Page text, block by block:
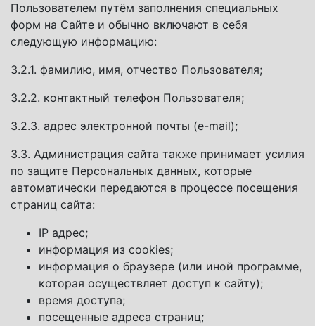
Пользователем путём заполнения специальных
форм на Сайте и обычно включают в себя
следующую информацию:
3.2.1. фамилию, имя, отчество Пользователя;
3.2.2. контактный телефон Пользователя;
3.2.3. адрес электронной почты (e-mail);
3.3. Администрация сайта также принимает усилия
по защите Персональных данных, которые
автоматически передаются в процессе посещения
страниц сайта:
IP адрес;
информация из cookies;
информация о браузере (или иной программе,
которая осуществляет доступ к сайту);
время доступа;
посещенные адреса страниц;